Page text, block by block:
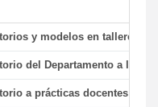
y modelos en talleres/
del Departamento a la
a prácticas docentes y